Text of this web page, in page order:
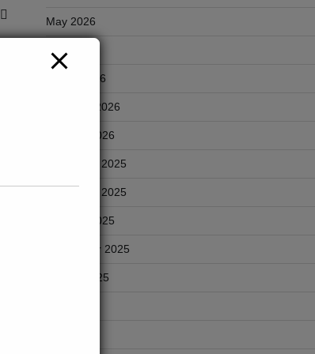
May 2026
April 2026
March 2026
February 2026
January 2026
December 2025
November 2025
October 2025
September 2025
August 2025